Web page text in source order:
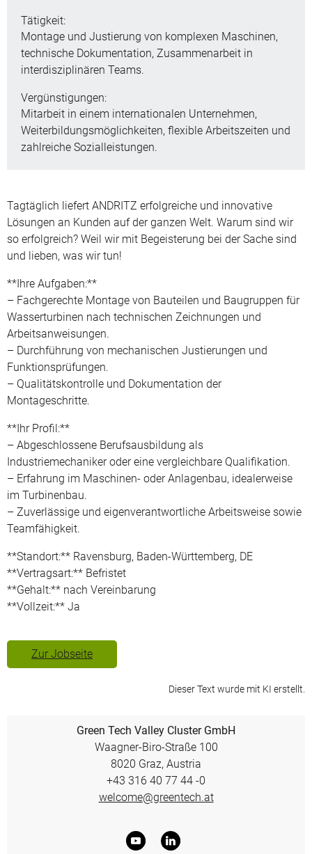
Tätigkeit:
Montage und Justierung von komplexen Maschinen,
technische Dokumentation, Zusammenarbeit in
interdisziplinären Teams.
Vergünstigungen:
Mitarbeit in einem internationalen Unternehmen,
Weiterbildungsmöglichkeiten, flexible Arbeitszeiten und
zahlreiche Sozialleistungen.
Tagtäglich liefert ANDRITZ erfolgreiche und innovative
Lösungen an Kunden auf der ganzen Welt. Warum sind wir
so erfolgreich? Weil wir mit Begeisterung bei der Sache sind
und lieben, was wir tun!
**Ihre Aufgaben:**
– Fachgerechte Montage von Bauteilen und Baugruppen für
Wasserturbinen nach technischen Zeichnungen und
Arbeitsanweisungen.
– Durchführung von mechanischen Justierungen und
Funktionsprüfungen.
– Qualitätskontrolle und Dokumentation der
Montageschritte.
**Ihr Profil:**
– Abgeschlossene Berufsausbildung als
Industriemechaniker oder eine vergleichbare Qualifikation.
– Erfahrung im Maschinen- oder Anlagenbau, idealerweise
im Turbinenbau.
– Zuverlässige und eigenverantwortliche Arbeitsweise sowie
Teamfähigkeit.
**Standort:** Ravensburg, Baden-Württemberg, DE
**Vertragsart:** Befristet
**Gehalt:** nach Vereinbarung
**Vollzeit:** Ja
Zur Jobseite
Dieser Text wurde mit KI erstellt.
Green Tech Valley Cluster GmbH
Waagner-Biro-Straße 100
8020 Graz, Austria
+43 316 40 77 44 -0
welcome@greentech.at